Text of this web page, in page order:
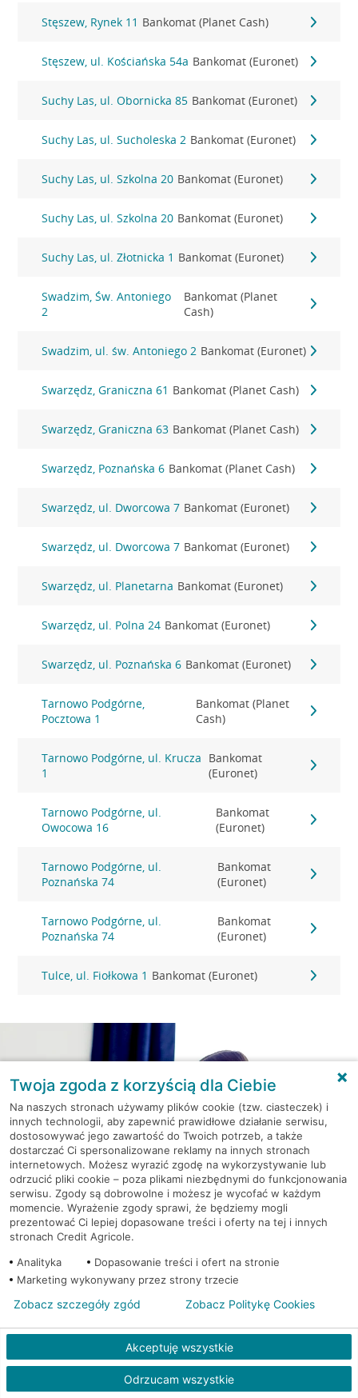
Stęszew, Rynek 11 Bankomat (Planet Cash)
Stęszew, ul. Kościańska 54a Bankomat (Euronet)
Suchy Las, ul. Obornicka 85 Bankomat (Euronet)
Suchy Las, ul. Sucholeska 2 Bankomat (Euronet)
Suchy Las, ul. Szkolna 20 Bankomat (Euronet)
Suchy Las, ul. Szkolna 20 Bankomat (Euronet)
Suchy Las, ul. Złotnicka 1 Bankomat (Euronet)
Swadzim, Św. Antoniego
2
Bankomat (Planet
Cash)
Swadzim, ul. św. Antoniego 2 Bankomat (Euronet)
Swarzędz, Graniczna 61 Bankomat (Planet Cash)
Swarzędz, Graniczna 63 Bankomat (Planet Cash)
Swarzędz, Poznańska 6 Bankomat (Planet Cash)
Swarzędz, ul. Dworcowa 7 Bankomat (Euronet)
Swarzędz, ul. Dworcowa 7 Bankomat (Euronet)
Swarzędz, ul. Planetarna Bankomat (Euronet)
Swarzędz, ul. Polna 24 Bankomat (Euronet)
Swarzędz, ul. Poznańska 6 Bankomat (Euronet)
Tarnowo Podgórne,
Pocztowa 1
Bankomat (Planet
Cash)
Tarnowo Podgórne, ul. Krucza
1
Bankomat
(Euronet)
Tarnowo Podgórne, ul.
Owocowa 16
Bankomat
(Euronet)
Tarnowo Podgórne, ul.
Poznańska 74
Bankomat
(Euronet)
Tarnowo Podgórne, ul.
Poznańska 74
Bankomat
(Euronet)
Tulce, ul. Fiołkowa 1 Bankomat (Euronet)
Kredyt gotówkowy na Twoje
wakacyjne plany
Weź kredyt na to co ważne. Twoje marzenia
nie muszą czekać!
RRSO: 9,6%
WEŹ KREDYT NOTA PRAWNA
Twoja zgoda z korzyścią dla Ciebie
Na naszych stronach używamy plików cookie (tzw. ciasteczek) i
innych technologii, aby zapewnić prawidłowe działanie serwisu,
dostosowywać jego zawartość do Twoich potrzeb, a także
dostarczać Ci spersonalizowane reklamy na innych stronach
internetowych. Możesz wyrazić zgodę na wykorzystywanie lub
odrzucić pliki cookie – poza plikami niezbędnymi do funkcjonowania
serwisu. Zgody są dobrowolne i możesz je wycofać w każdym
momencie. Wyrażenie zgody sprawi, że będziemy mogli
prezentować Ci lepiej dopasowane treści i oferty na tej i innych
stronach Credit Agricole.
Analityka
Dopasowanie treści i ofert na stronie
Marketing wykonywany przez strony trzecie
Akceptuję wszystkie
Odrzucam wszystkie
Zobacz szczegóły zgód Zobacz Politykę Cookies